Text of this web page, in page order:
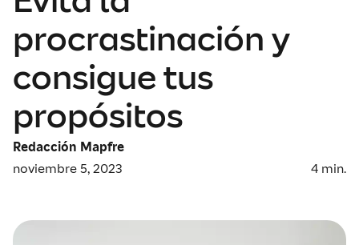
procrastinación y
consigue tus
propósitos
Redacción Mapfre
noviembre 5, 2023
4 min.